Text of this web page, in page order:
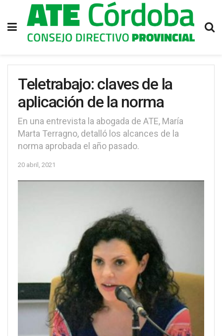
Teletrabajo: claves de la
aplicación de la norma
En una entrevista la abogada de ATE, María
Marta Terragno, detalló los alcances de la
norma aprobada el año pasado.
20 abril, 2021